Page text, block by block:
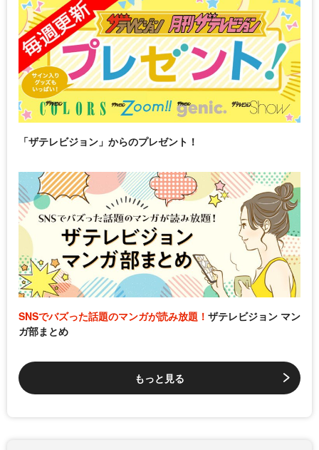
「ザテレビジョン」からのプレゼント！
SNSでバズった話題のマンガが読み放題！ ザテレビジョン マン
ガ部まとめ
もっと見る